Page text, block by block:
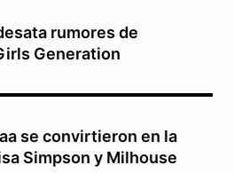
rumores de
Generation
se convirtieron en la
Simpson y Milhouse